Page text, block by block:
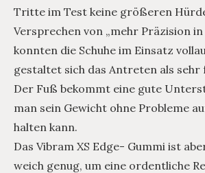
Tritte im Test keine größeren
Versprechen von „mehr Präzision
konnten die Schuhe im Einsatz
gestaltet sich das Antreten als sehr
Der Fuß bekommt eine gute
man sein Gewicht ohne Probleme
halten kann.
Das Vibram XS Edge- Gummi ist
weich genug, um eine ordentliche